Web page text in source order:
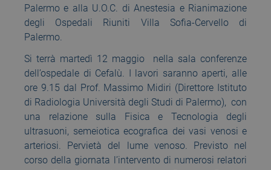
Palermo e alla U.O.C. di Anestesia e Rianimazione
degli Ospedali Riuniti Villa Sofia-Cervello di
Palermo.
Si terrà martedì 12 maggio nella sala conferenze
dell’ospedale di Cefalù. I lavori saranno aperti, alle
ore 9.15 dal Prof. Massimo Midiri (Direttore Istituto
di Radiologia Università degli Studi di Palermo), con
una relazione sulla Fisica e Tecnologia degli
ultrasuoni, semeiotica ecografica dei vasi venosi e
arteriosi. Pervietà del lume venoso. Previsto nel
corso della giornata l’intervento di numerosi relatori